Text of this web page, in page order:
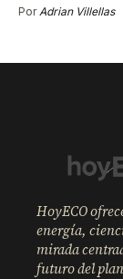
Por Adrian Villellas
HoyECO
energía,
mirada
futuro del